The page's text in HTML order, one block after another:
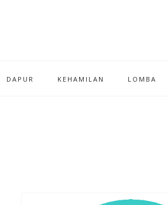
DAPUR KEHAMILAN LOMBA